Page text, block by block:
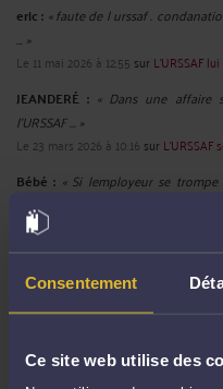
Consentement
Ce site web utilise des
eric : « faute de l urssaf .
... »
Le 11 mai 2026 à 12:55 sur L'URSSAF
JEANDERÉ : « Dans une affaire
l'URSSAF ... »
Le 23 mars 2026 à 10:16 sur L'URSSAF
Bébé : « Si lemployeur se
URSSAF ... »
Le 13 mars 2026 à 23:56
Le 13 mars 2026 à 17:58surCritiquer la
seulement ... »